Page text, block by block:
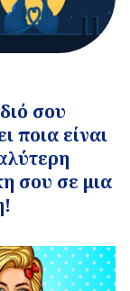
σου
ποια είναι
σου σε μια